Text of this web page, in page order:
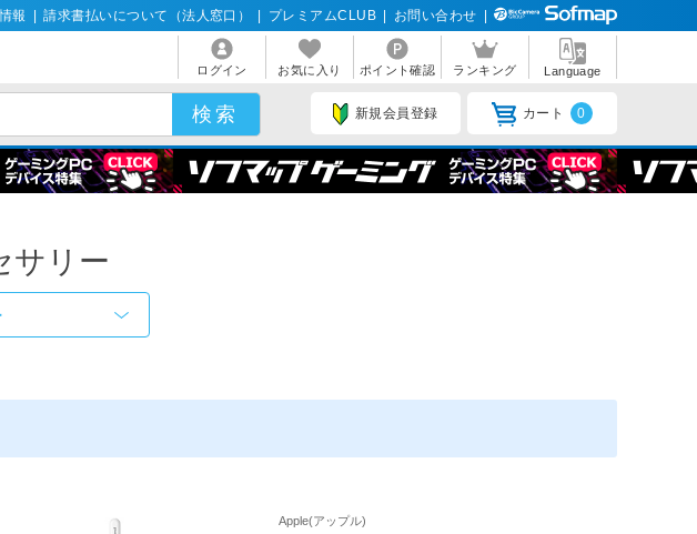
報 請求書払いについて（法人窓口） プレミアムCLUB お問い合わせ
ログイン お気に入り ポイント確認 ランキング Language
新規会員登録 カート 0
サリー
Apple(アップル)